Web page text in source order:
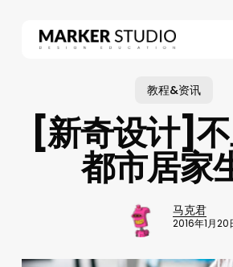
教程&资讯
[新奇设计]
都市居家
马克君
2016年1月20